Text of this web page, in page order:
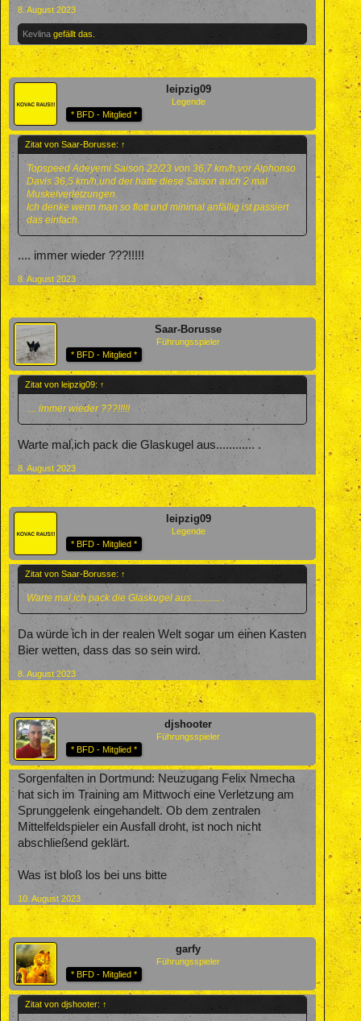
8. August 2023
Kevlina gefällt das.
leipzig09
Legende
* BFD - Mitglied *
Zitat von Saar-Borusse: ↑
Topspeed Adeyemi Saison 22/23 von 36,7 km/h,vor Alphonso
Davis 36,5 km/h,und der hatte diese Saison auch 2 mal
Muskelverletzungen.
Ich denke wenn man so flott und minimal anfällig ist passiert
das einfach.
.... immer wieder ???!!!!!
8. August 2023
Saar-Borusse
Führungsspieler
* BFD - Mitglied *
Zitat von leipzig09: ↑
.... immer wieder ???!!!!!
Warte mal,ich pack die Glaskugel aus............ .
8. August 2023
leipzig09
Legende
* BFD - Mitglied *
Zitat von Saar-Borusse: ↑
Warte mal,ich pack die Glaskugel aus............ .
Da würde ich in der realen Welt sogar um einen Kasten
Bier wetten, dass das so sein wird.
8. August 2023
djshooter
Führungsspieler
* BFD - Mitglied *
Sorgenfalten in Dortmund: Neuzugang Felix Nmecha
hat sich im Training am Mittwoch eine Verletzung am
Sprunggelenk eingehandelt. Ob dem zentralen
Mittelfeldspieler ein Ausfall droht, ist noch nicht
abschließend geklärt.
Was ist bloß los bei uns bitte
10. August 2023
garfy
Führungsspieler
* BFD - Mitglied *
Zitat von djshooter: ↑